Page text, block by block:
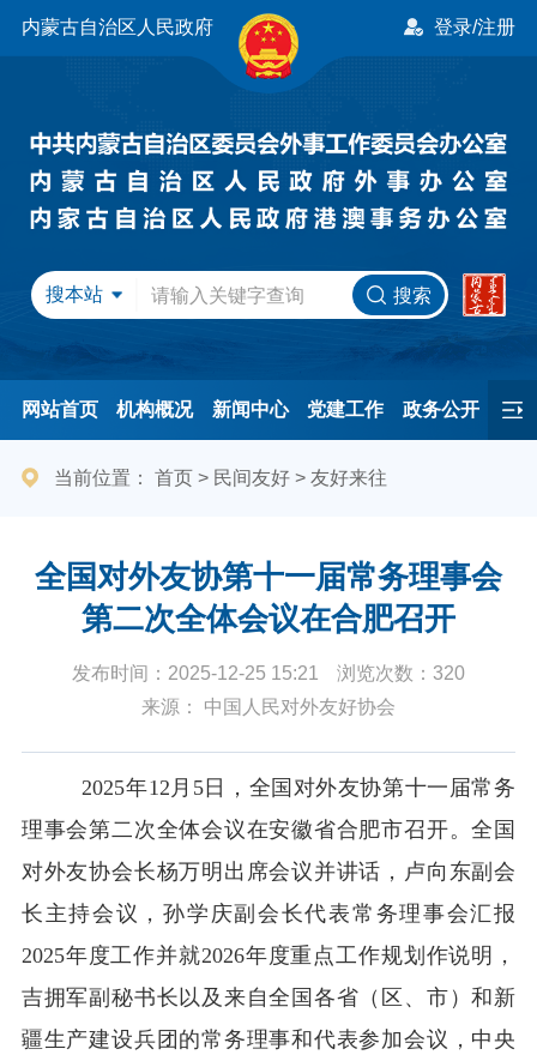
内蒙古自治区人民政府 登录/注册
搜本站 搜索
网站首页 机构概况 新闻中心 党建工作 政务公开
办事服务 民间友好 港澳事务 互动交流
当前位置： 首页> 民间友好> 友好来往
全国对外友协第十一届常务理事会
第二次全体会议在合肥召开
发布时间：2025-12-25 15:21
浏览次数：320
来源： 中国人民对外友好协会
2025年12月5日，全国对外友协第十一届常务
理事会第二次全体会议在安徽省合肥市召开。全国
对外友协会长杨万明出席会议并讲话，卢向东副会
长主持会议，孙学庆副会长代表常务理事会汇报
2025年度工作并就2026年度重点工作规划作说明，
吉拥军副秘书长以及来自全国各省（区、市）和新
疆生产建设兵团的常务理事和代表参加会议，中央